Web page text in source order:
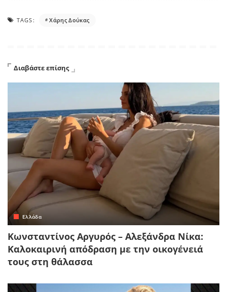
TAGS: Χάρης Δούκας
Διαβάστε επίσης
Ελλάδα
Κωνσταντίνος Αργυρός – Αλεξάνδρα Νίκα:
Καλοκαιρινή απόδραση με την οικογένειά
τους στη θάλασσα